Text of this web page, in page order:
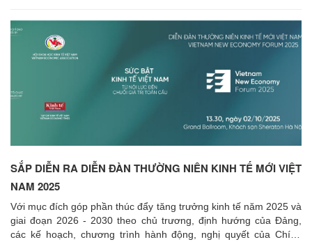
mạng cũng gia tăng, đòi hỏi việc quản trị AI và bảo mật dữ liệu
phải được coi là yêu cầu cấp thiết trong tiến trình chuyển đổi
Dưới sự chỉ đạo chuyên môn của Ban Chính sách, Chiến lược
Trung ương, Viện Nghiên cứu Chính sách và Chiến lược phối hợp
tổ chức chuỗi hội nghị, hội thảo về
khai phá dữ liệu và bảo đảm
an toàn thông tin
SẮP DIỄN RA DIỄN ĐÀN THƯỜNG NIÊN KINH TẾ MỚI VIỆT
NAM 2025
Với mục đích góp phần thúc đẩy tăng trưởng kinh tế năm 2025 và
giai đoạn 2026 - 2030 theo chủ trương, định hướng của Đảng,
các kế hoạch, chương trình hành động, nghị quyết của Chính